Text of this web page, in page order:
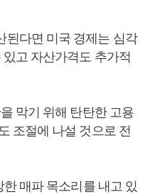
된다면 미국 경제는 심각
고 자산가격도 추가적
막기 위해 탄탄한 고용
조절에 나설 것으로 전
한 매파 목소리를 내고 있